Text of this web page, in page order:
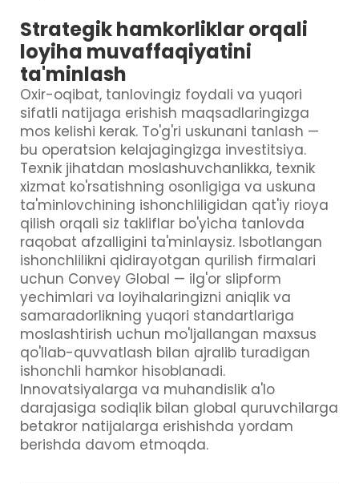
Strategik hamkorliklar orqali
loyiha muvaffaqiyatini
ta'minlash
Oxir-oqibat, tanlovingiz foydali va yuqori
sifatli natijaga erishish maqsadlaringizga
mos kelishi kerak. To'g'ri uskunani tanlash —
bu operatsion kelajagingizga investitsiya.
Texnik jihatdan moslashuvchanlikka, texnik
xizmat ko'rsatishning osonligiga va uskuna
ta'minlovchining ishonchliligidan qat'iy rioya
qilish orqali siz takliflar bo'yicha tanlovda
raqobat afzalligini ta'minlaysiz. Isbotlangan
ishonchlilikni qidirayotgan qurilish firmalari
uchun Convey Global — ilg'or slipform
yechimlari va loyihalaringizni aniqlik va
samaradorlikning yuqori standartlariga
moslashtirish uchun mo'ljallangan maxsus
qo'llab-quvvatlash bilan ajralib turadigan
ishonchli hamkor hisoblanadi.
Innovatsiyalarga va muhandislik a'lo
darajasiga sodiqlik bilan global quruvchilarga
betakror natijalarga erishishda yordam
berishda davom etmoqda.